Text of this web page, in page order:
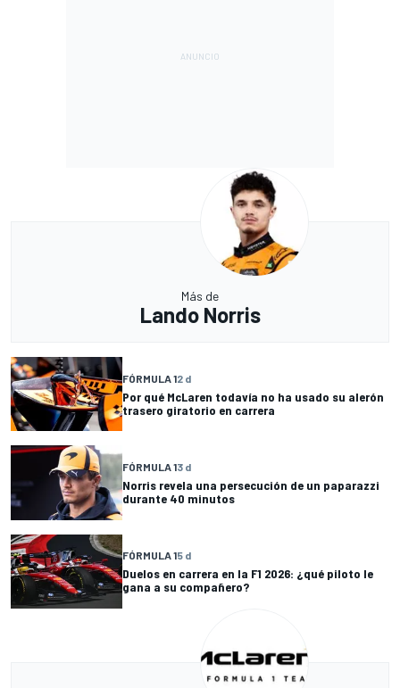
Más de
Lando Norris
FÓRMULA 12 d
Por qué McLaren todavía no ha usado su alerón
trasero giratorio en carrera
FÓRMULA 13 d
Norris revela una persecución de un paparazzi
durante 40 minutos
FÓRMULA 15 d
Duelos en carrera en la F1 2026: ¿qué piloto le
gana a su compañero?